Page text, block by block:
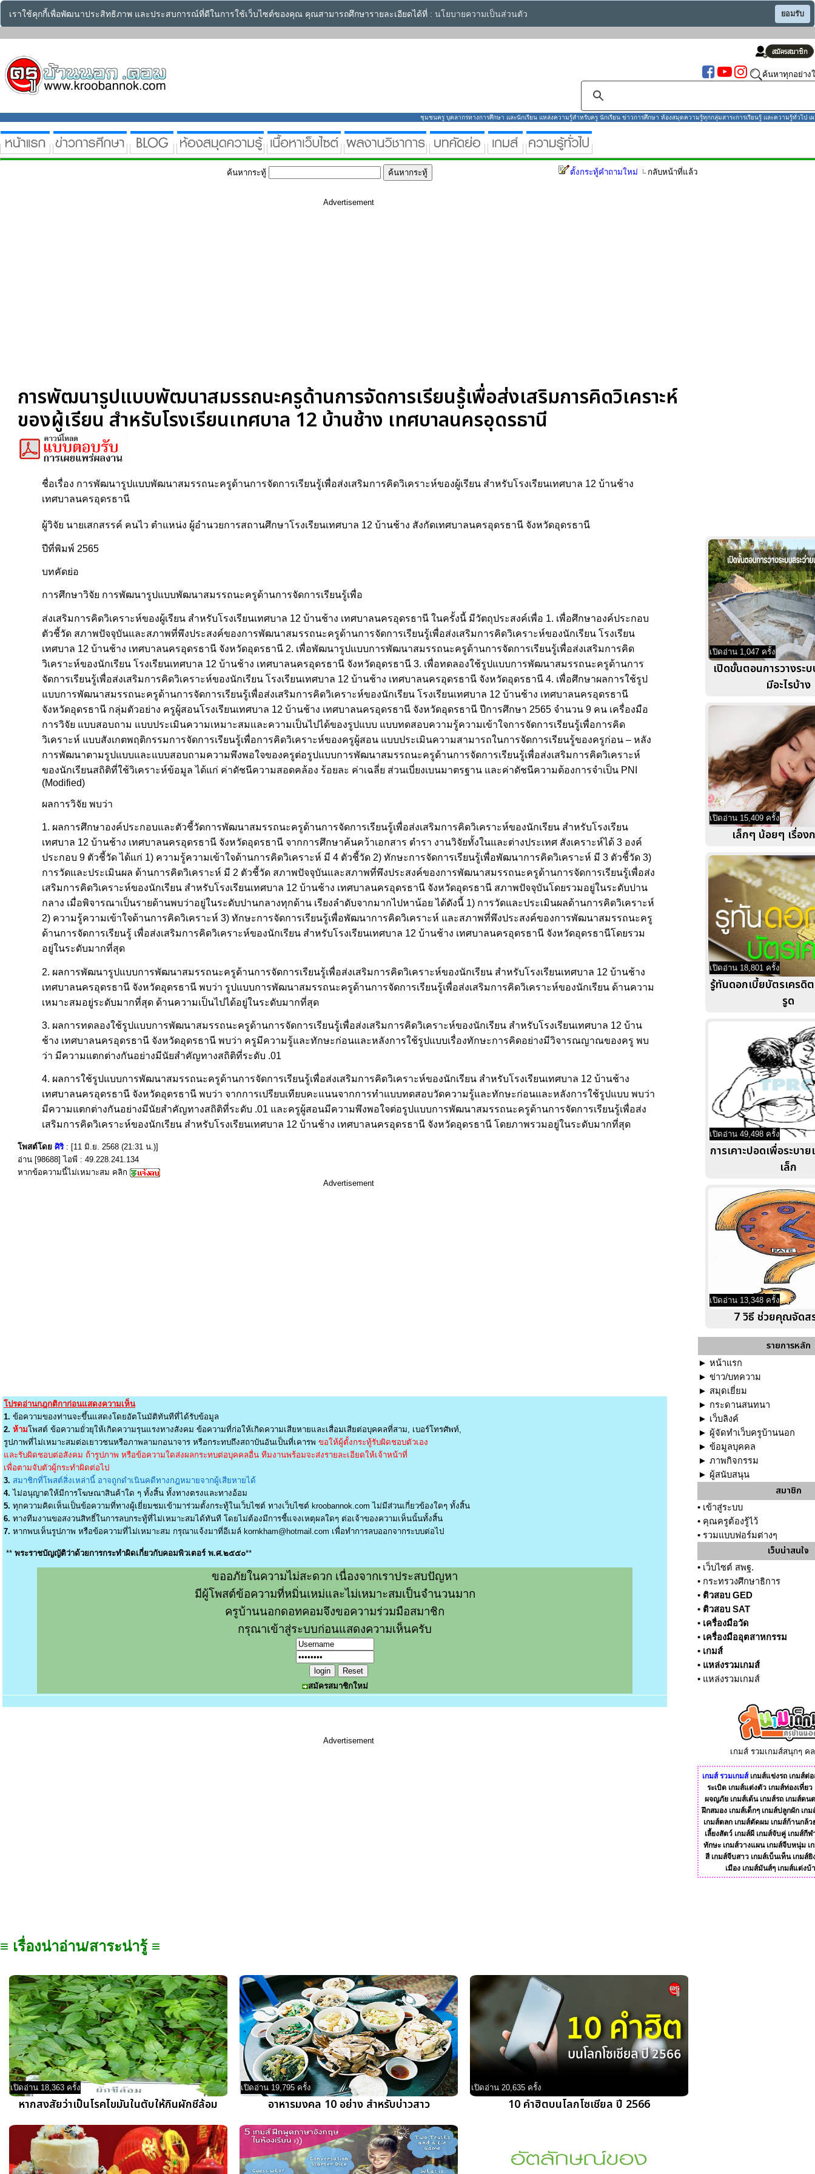
เราใช้คุกกี้เพื่อพัฒนาประสิทธิภาพ และประสบการณ์ที่ดีในการใช้เว็บไซต์ของคุณ คุณสามารถศึกษารายละเอียดได้ที่ : นโยบายความเป็นส่วนตัว ยอมรับ
ค้นหาทุกอย่าง
ชุมชนครู บุคลากรทางการศึกษา และนักเรียน แหล่งความรู้สำหรับครู นักเรียน ข่าวการศึกษา ห้องสมุดความรู้ทุกกลุ่มสาระการเรียนรู้ และความรู้ทั่วไป เ
ค้นหากระทู้ ตั้งกระทู้คำถามใหม่ กลับหน้าที่แล้ว
Advertisement
การพัฒนารูปแบบพัฒนาสมรรถนะครูด้านการจัดการเรียนรู้เพื่อส่งเสริมการคิดวิเคราะห์
ของผู้เรียน สำหรับโรงเรียนเทศบาล 12 บ้านช้าง เทศบาลนครอุดรธานี
ชื่อเรื่อง การพัฒนารูปแบบพัฒนาสมรรถนะครูด้านการจัดการเรียนรู้เพื่อส่งเสริมการคิดวิเคราะห์ของผู้เรียน สำหรับโรงเรียนเทศบาล 12 บ้านช้าง
เทศบาลนครอุดรธานี
ผู้วิจัย นายเสกสรรค์ คนไว ตำแหน่ง ผู้อำนวยการสถานศึกษาโรงเรียนเทศบาล 12 บ้านช้าง สังกัดเทศบาลนครอุดรธานี จังหวัดอุดรธานี
ปีที่พิมพ์ 2565
บทคัดย่อ
การศึกษาวิจัย การพัฒนารูปแบบพัฒนาสมรรถนะครูด้านการจัดการเรียนรู้เพื่อ
ส่งเสริมการคิดวิเคราะห์ของผู้เรียน สำหรับโรงเรียนเทศบาล 12 บ้านช้าง เทศบาลนครอุดรธานี ในครั้งนี้ มีวัตถุประสงค์เพื่อ 1. เพื่อศึกษาองค์ประกอบ
ตัวชี้วัด สภาพปัจจุบันและสภาพที่พึงประสงค์ของการพัฒนาสมรรถนะครูด้านการจัดการเรียนรู้เพื่อส่งเสริมการคิดวิเคราะห์ของนักเรียน โรงเรียน
เทศบาล 12 บ้านช้าง เทศบาลนครอุดรธานี จังหวัดอุดรธานี 2. เพื่อพัฒนารูปแบบการพัฒนาสมรรถนะครูด้านการจัดการเรียนรู้เพื่อส่งเสริมการคิด
วิเคราะห์ของนักเรียน โรงเรียนเทศบาล 12 บ้านช้าง เทศบาลนครอุดรธานี จังหวัดอุดรธานี 3. เพื่อทดลองใช้รูปแบบการพัฒนาสมรรถนะครูด้านการ
จัดการเรียนรู้เพื่อส่งเสริมการคิดวิเคราะห์ของนักเรียน โรงเรียนเทศบาล 12 บ้านช้าง เทศบาลนครอุดรธานี จังหวัดอุดรธานี 4. เพื่อศึกษาผลการใช้รูป
แบบการพัฒนาสมรรถนะครูด้านการจัดการเรียนรู้เพื่อส่งเสริมการคิดวิเคราะห์ของนักเรียน โรงเรียนเทศบาล 12 บ้านช้าง เทศบาลนครอุดรธานี
จังหวัดอุดรธานี กลุ่มตัวอย่าง ครูผู้สอนโรงเรียนเทศบาล 12 บ้านช้าง เทศบาลนครอุดรธานี จังหวัดอุดรธานี ปีการศึกษา 2565 จำนวน 9 คน เครื่องมือ
การวิจัย แบบสอบถาม แบบประเมินความเหมาะสมและความเป็นไปได้ของรูปแบบ แบบทดสอบความรู้ความเข้าใจการจัดการเรียนรู้เพื่อการคิด
วิเคราะห์ แบบสังเกตพฤติกรรมการจัดการเรียนรู้เพื่อการคิดวิเคราะห์ของครูผู้สอน แบบประเมินความสามารถในการจัดการเรียนรู้ของครูก่อน – หลัง
การพัฒนาตามรูปแบบและแบบสอบถามความพึงพอใจของครูต่อรูปแบบการพัฒนาสมรรถนะครูด้านการจัดการเรียนรู้เพื่อส่งเสริมการคิดวิเคราะห์
ของนักเรียนสถิติที่ใช้วิเคราะห์ข้อมูล ได้แก่ ค่าดัชนีความสอดคล้อง ร้อยละ ค่าเฉลี่ย ส่วนเบี่ยงเบนมาตรฐาน และค่าดัชนีความต้องการจำเป็น PNI
(Modified)
ผลการวิจัย พบว่า
1. ผลการศึกษาองค์ประกอบและตัวชี้วัดการพัฒนาสมรรถนะครูด้านการจัดการเรียนรู้เพื่อส่งเสริมการคิดวิเคราะห์ของนักเรียน สำหรับโรงเรียน
เทศบาล 12 บ้านช้าง เทศบาลนครอุดรธานี จังหวัดอุดรธานี จากการศึกษาค้นคว้าเอกสาร ตำรา งานวิจัยทั้งในและต่างประเทศ สังเคราะห์ได้ 3 องค์
ประกอบ 9 ตัวชี้วัด ได้แก่ 1) ความรู้ความเข้าใจด้านการคิดวิเคราะห์ มี 4 ตัวชี้วัด 2) ทักษะการจัดการเรียนรู้เพื่อพัฒนาการคิดวิเคราะห์ มี 3 ตัวชี้วัด 3)
การวัดและประเมินผล ด้านการคิดวิเคราะห์ มี 2 ตัวชี้วัด สภาพปัจจุบันและสภาพที่พึงประสงค์ของการพัฒนาสมรรถนะครูด้านการจัดการเรียนรู้เพื่อส่ง
เสริมการคิดวิเคราะห์ของนักเรียน สำหรับโรงเรียนเทศบาล 12 บ้านช้าง เทศบาลนครอุดรธานี จังหวัดอุดรธานี สภาพปัจจุบันโดยรวมอยู่ในระดับปาน
กลาง เมื่อพิจารณาเป็นรายด้านพบว่าอยู่ในระดับปานกลางทุกด้าน เรียงลำดับจากมากไปหาน้อย ได้ดังนี้ 1) การวัดและประเมินผลด้านการคิดวิเคราะห์
2) ความรู้ความเข้าใจด้านการคิดวิเคราะห์ 3) ทักษะการจัดการเรียนรู้เพื่อพัฒนาการคิดวิเคราะห์ และสภาพที่พึงประสงค์ของการพัฒนาสมรรถนะครู
ด้านการจัดการเรียนรู้ เพื่อส่งเสริมการคิดวิเคราะห์ของนักเรียน สำหรับโรงเรียนเทศบาล 12 บ้านช้าง เทศบาลนครอุดรธานี จังหวัดอุดรธานีโดยรวม
อยู่ในระดับมากที่สุด
2. ผลการพัฒนารูปแบบการพัฒนาสมรรถนะครูด้านการจัดการเรียนรู้เพื่อส่งเสริมการคิดวิเคราะห์ของนักเรียน สำหรับโรงเรียนเทศบาล 12 บ้านช้าง
เทศบาลนครอุดรธานี จังหวัดอุดรธานี พบว่า รูปแบบการพัฒนาสมรรถนะครูด้านการจัดการเรียนรู้เพื่อส่งเสริมการคิดวิเคราะห์ของนักเรียน ด้านความ
เหมาะสมอยู่ระดับมากที่สุด ด้านความเป็นไปได้อยู่ในระดับมากที่สุด
3. ผลการทดลองใช้รูปแบบการพัฒนาสมรรถนะครูด้านการจัดการเรียนรู้เพื่อส่งเสริมการคิดวิเคราะห์ของนักเรียน สำหรับโรงเรียนเทศบาล 12 บ้าน
ช้าง เทศบาลนครอุดรธานี จังหวัดอุดรธานี พบว่า ครูมีความรู้และทักษะก่อนและหลังการใช้รูปแบบเรื่องทักษะการคิดอย่างมีวิจารณญาณของครู พบ
ว่า มีความแตกต่างกันอย่างมีนัยสำคัญทางสถิติที่ระดับ .01
4. ผลการใช้รูปแบบการพัฒนาสมรรถนะครูด้านการจัดการเรียนรู้เพื่อส่งเสริมการคิดวิเคราะห์ของนักเรียน สำหรับโรงเรียนเทศบาล 12 บ้านช้าง
เทศบาลนครอุดรธานี จังหวัดอุดรธานี พบว่า จากการเปรียบเทียบคะแนนจากการทำแบบทดสอบวัดความรู้และทักษะก่อนและหลังการใช้รูปแบบ พบว่า
มีความแตกต่างกันอย่างมีนัยสำคัญทางสถิติที่ระดับ .01 และครูผู้สอนมีความพึงพอใจต่อรูปแบบการพัฒนาสมรรถนะครูด้านการจัดการเรียนรู้เพื่อส่ง
เสริมการคิดวิเคราะห์ของนักเรียน สำหรับโรงเรียนเทศบาล 12 บ้านช้าง เทศบาลนครอุดรธานี จังหวัดอุดรธานี โดยภาพรวมอยู่ในระดับมากที่สุด
โพสต์โดย ศิริ : [11 มิ.ย. 2568 (21:31 น.)]
อ่าน [98688] ไอพี : 49.228.241.134
หากข้อความนี้ไม่เหมาะสม คลิก
Advertisement
โปรดอ่านกฎกติกาก่อนแสดงความเห็น
1. ข้อความของท่านจะขึ้นแสดงโดยอัตโนมัติทันทีที่ได้รับข้อมูล
2. ห้ามโพสต์ ข้อความยั่วยุให้เกิดความรุนแรงทางสังคม ข้อความที่ก่อให้เกิดความเสียหายและเสื่อมเสียต่อบุคคลที่สาม, เบอร์โทรศัพท์,
รูปภาพที่ไม่เหมาะสมต่อเยาวชนหรือภาพลามกอนาจาร หรือกระทบถึงสถาบันอันเป็นที่เคารพ ขอให้ผู้ตั้งกระทู้รับผิดชอบตัวเอง
และรับผิดชอบต่อสังคม ถ้ารูปภาพ หรือข้อความใดส่งผลกระทบต่อบุคคลอื่น ทีมงานพร้อมจะส่งรายละเอียดให้เจ้าหน้าที่
เพื่อตามจับตัวผู้กระทำผิดต่อไป
3. สมาชิกที่โพสต์สิ่งเหล่านี้ อาจถูกดำเนินคดีทางกฎหมายจากผู้เสียหายได้
4. ไม่อนุญาตให้มีการโฆษณาสินค้าใด ๆ ทั้งสิ้น ทั้งทางตรงและทางอ้อม
5. ทุกความคิดเห็นเป็นข้อความที่ทางผู้เยี่ยมชมเข้ามาร่วมตั้งกระทู้ในเว็บไซต์ ทางเว็บไซต์ kroobannok.com ไม่มีส่วนเกี่ยวข้องใดๆ ทั้งสิ้น
6. ทางทีมงานขอสงวนสิทธิ์ในการลบกระทู้ที่ไม่เหมาะสมได้ทันที โดยไม่ต้องมีการชี้แจงเหตุผลใดๆ ต่อเจ้าของความเห็นนั้นทั้งสิ้น
7. หากพบเห็นรูปภาพ หรือข้อความที่ไม่เหมาะสม กรุณาแจ้งมาที่อีเมล์ kornkham@hotmail.com เพื่อทำการลบออกจากระบบต่อไป
** พระราชบัญญัติว่าด้วยการกระทำผิดเกี่ยวกับคอมพิวเตอร์ พ.ศ.๒๕๕๐**
ขออภัยในความไม่สะดวก เนื่องจากเราประสบปัญหา
มีผู้โพสต์ข้อความที่หมิ่นเหม่และไม่เหมาะสมเป็นจำนวนมาก
ครูบ้านนอกดอทคอมจึงขอความร่วมมือสมาชิก
กรุณาเข้าสู่ระบบก่อนแสดงความเห็นครับ
สมัครสมาชิกใหม่
Advertisement
≡ เรื่องน่าอ่าน/สาระน่ารู้ ≡
เปิดอ่าน 18,363 ครั้ง
หากสงสัยว่าเป็นโรคไขมันในตับให้กินผักชีล้อม
เปิดอ่าน 19,795 ครั้ง
อาหารมงคล 10 อย่าง สำหรับบ่าวสาว
เปิดอ่าน 20,635 ครั้ง
10 คำฮิตบนโลกโซเชียล ปี 2566
เปิดอ่าน 1,047 ครั้ง
เปิดขั้นตอนการวางระ
มีอะไรบ้าง
เปิดอ่าน 15,409 ครั้ง
เล็กๆ น้อยๆ เรื่อง
เปิดอ่าน 18,801 ครั้ง
รู้ทันดอกเบี้ยบัตรเครดิ
รูด
เปิดอ่าน 49,498 ครั้ง
การเคาะปอดเพื่อระบาย
เล็ก
เปิดอ่าน 13,348 ครั้ง
7 วิธี ช่วยคุณจัดส
รายการหลัก
► หน้าแรก
► ข่าว/บทความ
► สมุดเยี่ยม
► กระดานสนทนา
► เว็บลิงค์
► ผู้จัดทำเว็บครูบ้านนอก
► ข้อมูลบุคคล
► ภาพกิจกรรม
► ผู้สนับสนุน
สมาชิก
• เข้าสู่ระบบ
• คุณครูต้องรู้ไว้
• รวมแบบฟอร์มต่างๆ
เว็บน่าสนใจ
• เว็บไซต์ สพฐ.
• กระทรวงศึกษาธิการ
• ติวสอบ GED
• ติวสอบ SAT
• เครื่องมือวัด
• เครื่องมืออุตสาหกรรม
• เกมส์
• แหล่งรวมเกมส์
• แหล่งรวมเกมส์
เกมส์ รวมเกมส์สนุกๆ ค
เกมส์ รวมเกมส์ เกมส์แข่งรถ เกมส์ต่อ
ระเบิด เกมส์แต่งตัว เกมส์ท่องเที่ยว
ผจญภัย เกมส์เต้น เกมส์รถ เกมส์ดน
ฝึกสมอง เกมส์เด็กๆ เกมส์ปลูกผัก เก
เกมส์ตลก เกมส์ตัดผม เกมส์ก้านกล้ว
เลี้ยงสัตว์ เกมส์ผี เกมส์จับคู่ เกมส์กีฬ
ทักษะ เกมส์วางแผน เกมส์จีบหนุ่ม เ
สี เกมส์จีบสาว เกมส์เบ็นเท็น เกมส์ยิ
เมือง เกมส์มันส์ๆ เกมส์แต่งบ้